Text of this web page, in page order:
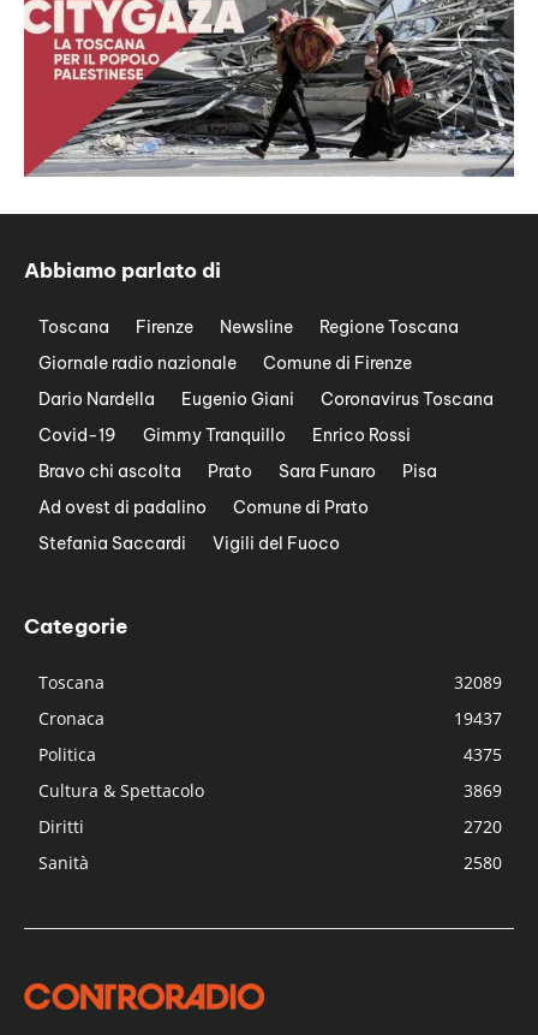
Abbiamo parlato di
Toscana Firenze Newsline
Regione Toscana
Giornale radio nazionale
Comune di Firenze
Dario Nardella
Eugenio Giani
Coronavirus Toscana
Covid-19
Gimmy Tranquillo
Enrico Rossi
Bravo chi ascolta
Prato Sara Funaro
Pisa
Ad ovest di padalino
Comune di Prato
Stefania Saccardi
Vigili del Fuoco
Categorie
Toscana
32089
Cronaca
19437
Politica
4375
Cultura & Spettacolo
3869
Diritti
2720
Sanità
2580